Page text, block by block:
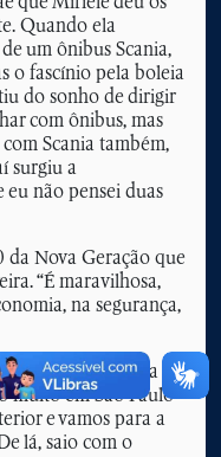
que Miriéle deu os
Quando ela
um ônibus Scania,
o fascínio pela boleia
do sonho de dirigir
com ônibus, mas
Scania também,
surgiu a
eu não pensei duas
da Nova Geração que
“É maravilhosa,
na segurança,
ela transporta
muito em São Paulo
e vamos para a
lá, saio com o